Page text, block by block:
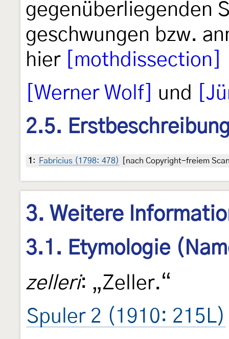
gegenüberliegenden
geschwungen bzw.
hier
[mothdissection]
[Werner Wolf]
und
2.5.
1 : Fabricius (1798: 478) [nach Copyright-freiem
3. Weitere
3.1. Etymologie
zelleri: „Zeller.“
Spuler 2 (1910: 215L)